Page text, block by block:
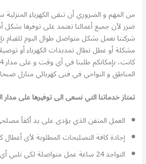
من المهم و الضروري أن تبقى الكهرباء
ضرر لأن جميع أعمالنا تعتمد على توفرها
شركتنا نعمل بشكل متواصل طوال اليوم للقيام
مشكلة أو عطل تطال تمديدات الكهرباء أو
المناطق و النواحي في فنى كهربائي منازل
تمتاز خدماتنا التي نسعى الى توفيرها على
العمل المتقن الذي يؤدى على يد أكفأ
إجادة كافة التصليحات المطلوبة لأي أعطال
التواجد 24 ساعة عمل متواصلة لكي نلبي أي خدمة قد تحتاجونها.